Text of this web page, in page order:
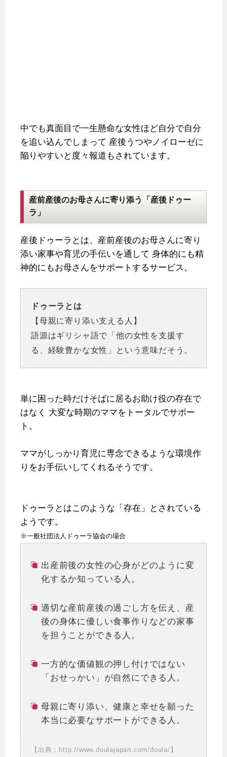
中でも真面目で一生懸命な女性ほど自分で自分
を追い込んでしまって 産後うつやノイローゼに
陥りやすいと度々報道もされています。
産前産後のお母さんに寄り添う「産後ドゥー
ラ」
産後ドゥーラとは、産前産後のお母さんに寄り
添い家事や育児の手伝いを通して 身体的にも精
神的にもお母さんをサポートするサービス。
ドゥーラとは
【母親に寄り添い支える人】
語源はギリシャ語で「他の女性を支援す
る、経験豊かな女性」という意味だそう。
単に困った時だけそばに居るお助け役の存在で
はなく
大変な時期のママをトータルでサポー
ト。
ママがしっかり育児に専念できるような環境作
りをお手伝いしてくれるそうです。
ドゥーラとはこのような「存在」とされている
ようです。
※一般社団法人ドゥーラ協会の場合
出産前後の女性の心身がどのように変
化するか知っている人。
適切な産前産後の過ごし方を伝え、産
後の身体に優しい食事作りなどの家事
を担うことができる人。
一方的な価値観の押し付けではない
「おせっかい」が自然にできる人。
母親に寄り添い、健康と幸せを願った
本当に必要なサポートができる人。
【出典：http://www.doulajapan.com/doula/】